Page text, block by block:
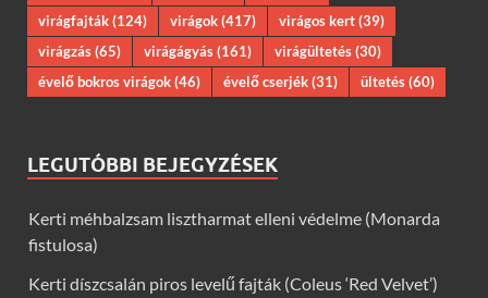
virágfajták(124) virágok(417) virágos kert(39)
virágzás(65) virágágyás(161) virágültetés(30)
évelő bokros virágok(46) évelő cserjék(31) ültetés(60)
LEGUTÓBBI BEJEGYZÉSEK
Kerti méhbalzsam lisztharmat elleni védelme (Monarda
fistulosa)
Kerti díszcsalán piros levelű fajták (Coleus ‘Red Velvet’)